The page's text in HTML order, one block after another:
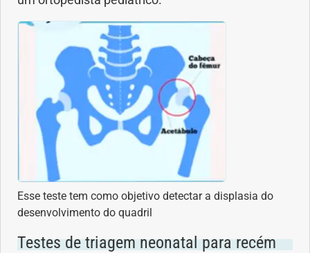
Esse teste tem como objetivo detectar a displasia do
desenvolvimento do quadril
Testes de triagem neonatal para recém